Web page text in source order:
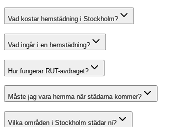
Vad kostar hemstädning i Stockholm?
Vad ingår i en hemstädning?
Hur fungerar RUT-avdraget?
Måste jag vara hemma när städarna kommer?
Vilka områden i Stockholm städar ni?